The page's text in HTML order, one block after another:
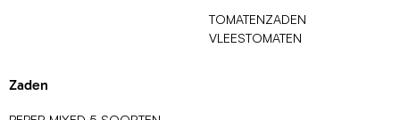
TOMATENZADEN
VLEESTOMATEN
Zaden